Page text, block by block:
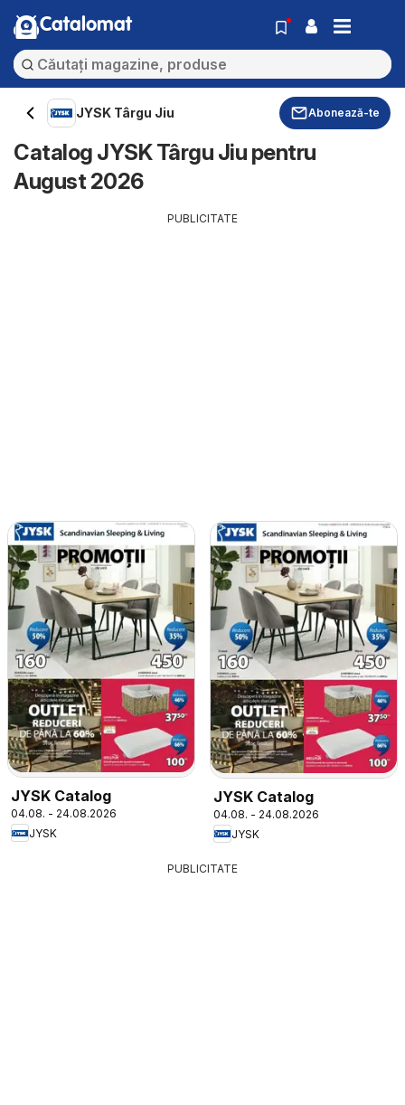
Catalomat
JYSK Târgu Jiu Abonează-te
Catalog JYSK Târgu Jiu pentru
August 2026
PUBLICITATE
JYSK Catalog
04.08. - 24.08.2026
JYSK
JYSK Catalog
04.08. - 24.08.2026
JYSK
PUBLICITATE